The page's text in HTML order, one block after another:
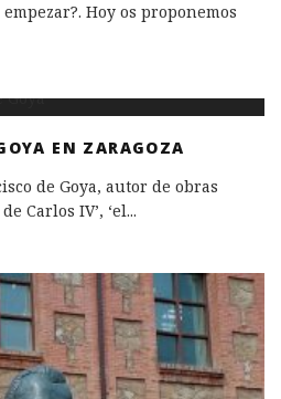
Hoy os proponemos
EN ZARAGOZA
de Goya, autor de obras
Carlos IV’, ‘el...